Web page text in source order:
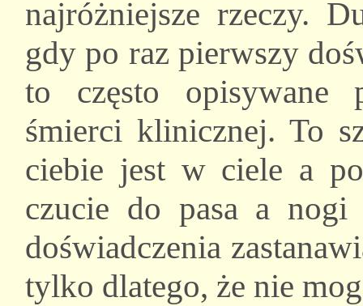
najróżniejsze rzeczy.
gdy po raz pierwszy
to często opisywane
śmierci klinicznej. To
ciebie jest w ciele a
czucie do pasa a nogi
doświadczenia
tylko dlatego, że nie